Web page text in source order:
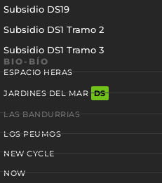
Subsidio DS19
Subsidio DS1 Tramo 2
Subsidio DS1 Tramo 3
BIO-BÍO
ESPACIO HERAS
JARDINES DEL MAR DS
LAS BANDURRIAS
LOS PEUMOS
NEW CYCLE
NOW